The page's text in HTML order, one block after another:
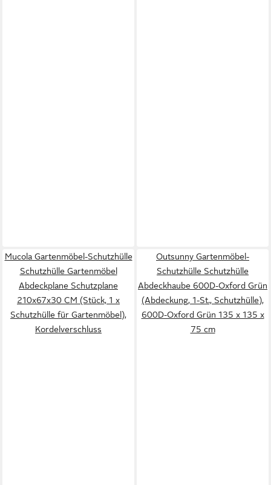
Mucola Gartenmöbel-Schutzhülle
Schutzhülle Gartenmöbel
Abdeckplane Schutzplane
210x67x30 CM (Stück, 1 x
Schutzhülle für Gartenmöbel),
Kordelverschluss
Outsunny Gartenmöbel-
Schutzhülle Schutzhülle
Abdeckhaube 600D-Oxford Grün
(Abdeckung, 1-St., Schutzhülle),
600D-Oxford Grün 135 x 135 x
75 cm